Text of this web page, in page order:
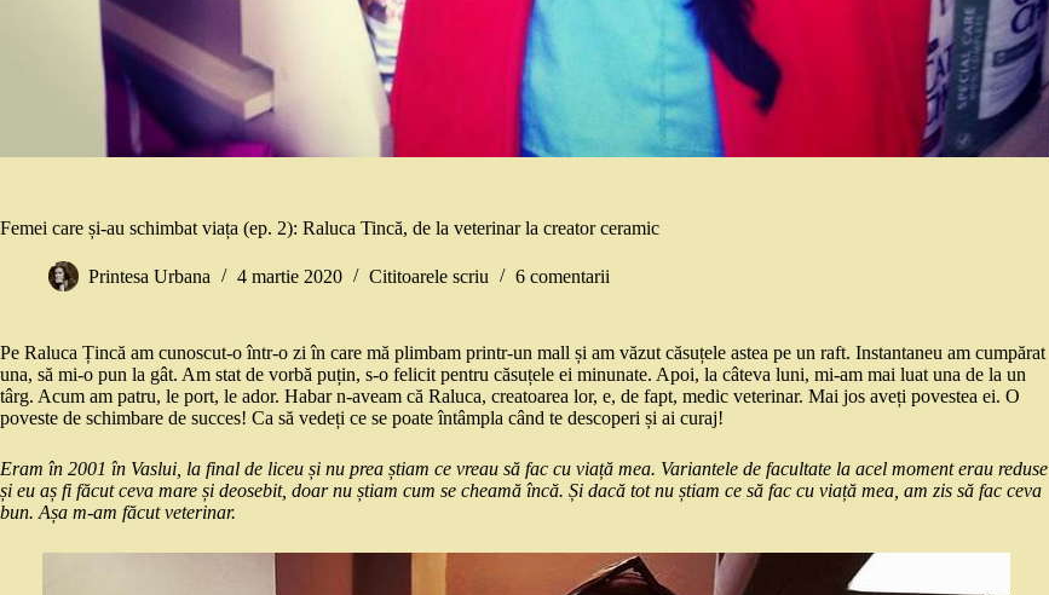
Femei care și-au schimbat viața (ep. 2): Raluca Tincă, de la veterinar la creator ceramic
Printesa Urbana 4 martie 2020 Cititoarele scriu 6 comentarii
Pe Raluca Țincă am cunoscut-o într-o zi în care mă plimbam printr-un mall și am văzut căsuțele astea pe un raft. Instantaneu am cumpărat
una, să mi-o pun la gât. Am stat de vorbă puțin, s-o felicit pentru căsuțele ei minunate. Apoi, la câteva luni, mi-am mai luat una de la un
târg. Acum am patru, le port, le ador. Habar n-aveam că Raluca, creatoarea lor, e, de fapt, medic veterinar. Mai jos aveți povestea ei. O
poveste de schimbare de succes! Ca să vedeți ce se poate întâmpla când te descoperi și ai curaj!
Eram în 2001 în Vaslui, la final de liceu și nu prea știam ce vreau să fac cu viață mea. Variantele de facultate la acel moment erau reduse
și eu aș fi făcut ceva mare și deosebit, doar nu știam cum se cheamă încă. Și dacă tot nu știam ce să fac cu viață mea, am zis să fac ceva
bun. Așa m-am făcut veterinar.